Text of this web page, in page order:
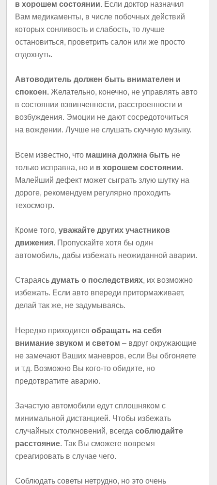
в хорошем состоянии. Если доктор назначил
Вам медикаменты, в числе побочных действий
которых сонливость и слабость, то лучше
остановиться, проветрить салон или же просто
отдохнуть.
Автоводитель должен быть внимателен и
спокоен. Желательно, конечно, не управлять авто
в состоянии взвинченности, расстроенности и
возбуждения. Эмоции не дают сосредоточиться
на вождении. Лучше не слушать скучную музыку.
Всем известно, что машина должна быть не
только исправна, но и в хорошем состоянии.
Малейший дефект может сыграть злую шутку на
дороге, рекомендуем регулярно проходить
техосмотр.
Кроме того, уважайте других участников
движения. Пропускайте хотя бы один
автомобиль, дабы избежать неожиданной аварии.
Стараясьдумать о последствиях, их возможно
избежать. Если авто впереди притормаживает,
делай так же, не задумываясь.
Нередко приходитсяобращать на себя
внимание звуком и светом – вдруг окружающие
не замечают Ваших маневров, если Вы обгоняете
и т.д. Возможно Вы кого-то обидите, но
предотвратите аварию.
Зачастую автомобили едут сплошняком с
минимальной дистанцией. Чтобы избежать
случайных столкновений, всегдасоблюдайте
расстояние. Так Вы сможете вовремя
среагировать в случае чего.
Соблюдать советы нетрудно, но это очень